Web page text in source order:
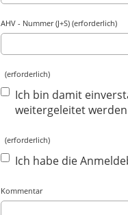
AHV - Nummer (J+S) (erforderlich)
(erforderlich)
Ich bin damit
weitergeleitet
(erforderlich)
Ich habe die
Kommentar